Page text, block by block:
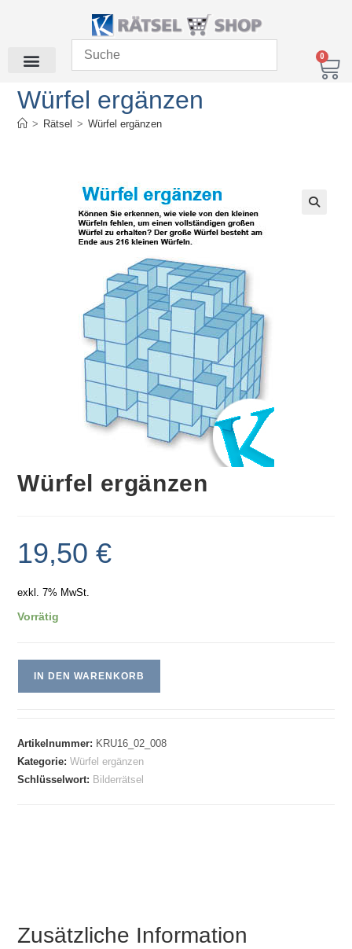
0
Würfel ergänzen
> Rätsel > Würfel ergänzen
Würfel ergänzen
19,50€
exkl. 7% MwSt.
Vorrätig
IN DEN WARENKORB
Artikelnummer: KRU16_02_008
Kategorie:Würfel ergänzen
Schlüsselwort: Bilderrätsel
Zusätzliche Information